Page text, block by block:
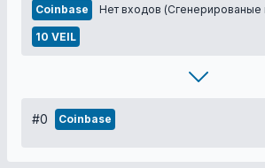
Coinbase Нет входов (Сгенерированые
10 VEIL
#0 Coinbase